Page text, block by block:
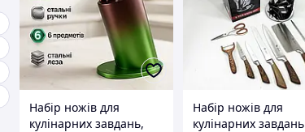
Набір ножів для
кулінарних завдань,
Набір ножів для
кулінарних завдань